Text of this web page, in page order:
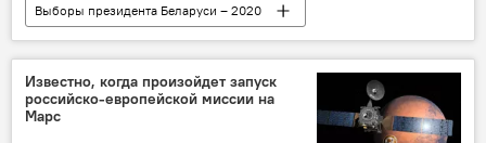
Выборы президента Беларуси – 2020
Политика
В мире НОВОСТИ
Известно, когда произойдет запуск
российско-европейской миссии на
Марс